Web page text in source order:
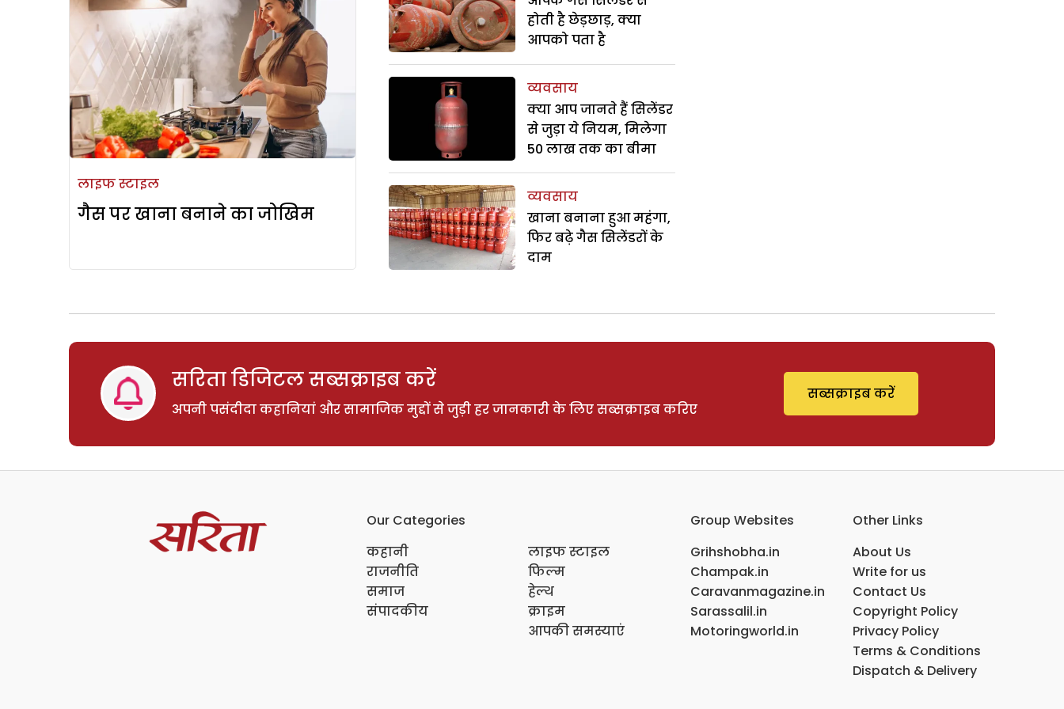
लाइफ स्टाइल
गैस पर खाना बनाने का जोखिम
होती है छेड़छाड़, क्या
आपको पता है
व्यवसाय
क्या आप जानते हैं सिलेंडर
से जुड़ा ये नियम, मिलेगा
50 लाख तक का बीमा
व्यवसाय
खाना बनाना हुआ महंगा,
फिर बढ़े गैस सिलेंडरों के
दाम
सरिता डिजिटल सब्सक्राइब करें
अपनी पसंदीदा कहानियां और सामाजिक मुद्दों से जुड़ी हर जानकारी के लिए सब्सक्राइब करिए
सब्सक्राइब करें
Our Categories
कहानी
राजनीति
समाज
संपादकीय
लाइफ स्टाइल
फिल्म
हेल्थ
क्राइम
आपकी समस्याएं
Group Websites
Grihshobha.in
Champak.in
Caravanmagazine.in
Sarassalil.in
Motoringworld.in
Other Links
About Us
Write for us
Contact Us
Copyright Policy
Privacy Policy
Terms & Conditions
Dispatch & Delivery